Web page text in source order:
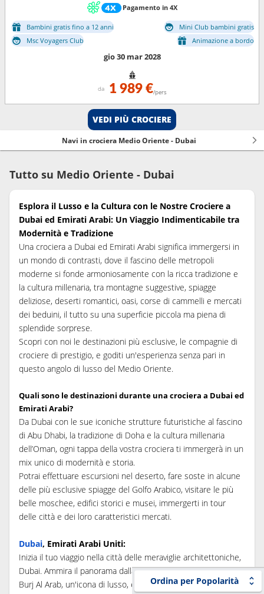
Ordina per Popolarità
Pagamento in 4X
Bambini gratis fino a 12 anni
Mini Club bambini gratis
Msc Voyagers Club
Animazione a bordo
gio 30 mar 2028
da 1 989 €/pers
VEDI PIÙ CROCIERE
Navi in crociera Medio Oriente - Dubai
Tutto su Medio Oriente - Dubai
Esplora il Lusso e la Cultura con le Nostre Crociere a
Dubai ed Emirati Arabi: Un Viaggio Indimenticabile tra
Modernità e Tradizione
Una crociera a Dubai ed Emirati Arabi significa immergersi in
un mondo di contrasti, dove il fascino delle metropoli
moderne si fonde armoniosamente con la ricca tradizione e
la cultura millenaria, tra montagne suggestive, spiagge
deliziose, deserti romantici, oasi, corse di cammelli e mercati
dei beduini, il tutto su una superficie piccola ma piena di
splendide sorprese.
Scopri con noi le destinazioni più esclusive, le compagnie di
crociere di prestigio, e goditi un'esperienza senza pari in
questo angolo di lusso del Medio Oriente.
Quali sono le destinazioni durante una crociera a Dubai ed
Emirati Arabi?
Da Dubai con le sue iconiche strutture futuristiche al fascino
di Abu Dhabi, la tradizione di Doha e la cultura millenaria
dell’Oman, ogni tappa della vostra crociera ti immergerà in un
mix unico di modernità e storia.
Potrai effettuare escursioni nel deserto, fare soste in alcune
delle più esclusive spiagge del Golfo Arabico, visitare le più
belle moschee, edifici storici e musei, immergerti in tour
delle città e dei loro caratteristici mercati.
Dubai, Emirati Arabi Uniti:
Inizia il tuo viaggio nella città delle meraviglie architettoniche,
Dubai. Ammira il panorama dalla cima del Burj Khalifa, visita il
Burj Al Arab, un'icona di lusso, e immergiti nelle tradizioni